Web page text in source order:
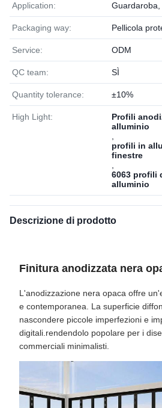
Application:
Packaging way: Pellicola
Service: ODM
QC team: SÌ
Quantity tolerance: ±10%
High Light:
Profili
alluminio
profili in
finestre
6063 profili
alluminio
Descrizione di prodotto
Finitura anodizzata nera
L'anodizzazione nera opaca offre
e contemporanea. La superficie
nascondere piccole imperfezioni e
digitali.rendendolo popolare per i
commerciali minimalisti.